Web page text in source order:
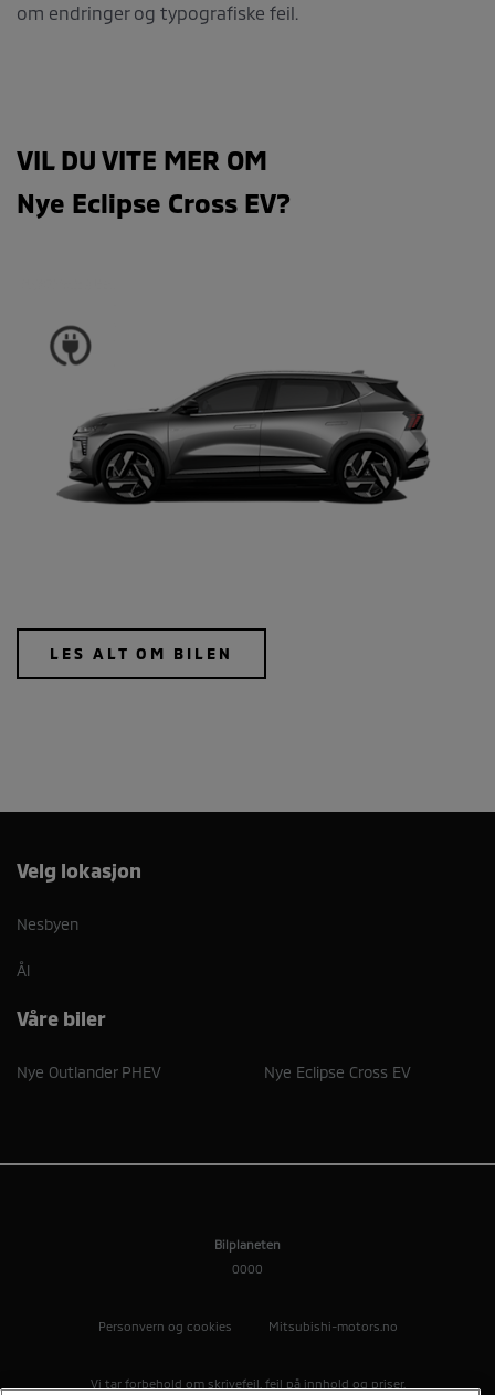
om endringer og typografiske feil.
VIL DU VITE MER OM
Nye Eclipse Cross EV?
LES ALT OM BILEN
Velg lokasjon
Nesbyen
Ål
Våre biler
Nye Outlander PHEV Nye Eclipse Cross EV
Bilplaneten
0000
Personvern og cookies Mitsubishi-motors.no
Vi tar forbehold om skrivefeil, feil på innhold og priser.